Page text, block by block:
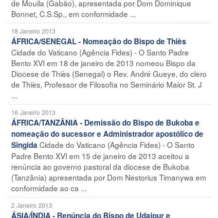
de Mouila (Gabão), apresentada por Dom Dominique
Bonnet, C.S.Sp., em conformidade ...
18 Janeiro 2013
ÁFRICA/SENEGAL - Nomeação do Bispo de Thiès
Cidade do Vaticano (Agência Fides) - O Santo Padre
Bento XVI em 18 de janeiro de 2013 nomeou Bispo da
Diocese de Thiès (Senegal) o Rev. André Gueye, do clero
de Thiès, Professor de Filosofia no Seminário Maior St. J
...
16 Janeiro 2013
ÁFRICA/TANZÂNIA - Demissão do Bispo de Bukoba e
nomeação do sucessor e Administrador apostólico de
Singida Cidade do Vaticano (Agência Fides) - O Santo
Padre Bento XVI em 15 de janeiro de 2013 aceitou a
renúncia ao governo pastoral da diocese de Bukoba
(Tanzânia) apresentada por Dom Nestorius Timanywa em
conformidade ao ca ...
2 Janeiro 2013
ÁSIA/ÍNDIA - Renúncia do Bispo de Udaipur e